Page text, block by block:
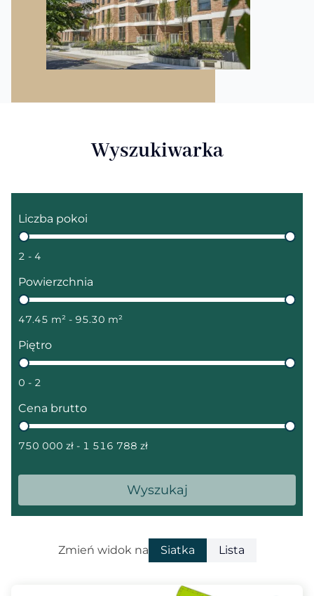
Wyszukiwarka
Liczba pokoi
Liczba pokoi
2 - 4
Powierzchnia
Powierzchnia
47.45 m² - 95.30 m²
Piętro
Piętro
0 - 2
Cena brutto
Cena brutto
750 000 zł - 1 516 788 zł
Wyszukaj
Zmień widok na Siatka Lista